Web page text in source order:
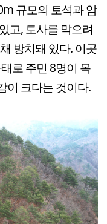
규모의 토석과 암
고, 토사를 막으려
방치돼 있다. 이곳
로 주민 8명이 목
이 크다는 것이다.